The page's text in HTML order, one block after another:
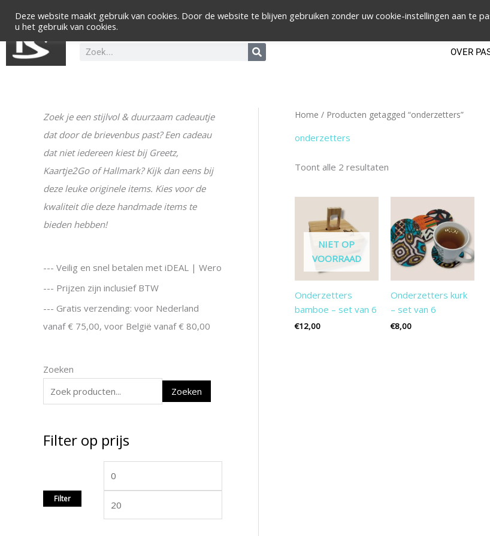
naar
inhoud
Zoeken OVER
Zoek je een stijlvol & duurzaam cadeautje
dat door de brievenbus past? Een cadeau
dat niet iedereen kiest bij Greetz,
Kaartje2Go of Hallmark? Kijk dan eens bij
deze leuke originele items. Kies voor de
kwaliteit die deze handmade items te
bieden hebben!
--- Veilig en snel betalen met iDEAL | Wero
--- Prijzen zijn inclusief BTW
--- Gratis verzending: voor Nederland
vanaf € 75,00, voor België vanaf € 80,00
Zoeken
Zoeken
Filter op prijs
M
i
n
.
p
r
i
s
Filter
Home / Producten getagged “onderzetters”
onderzetters
Toont alle 2 resultaten
NIET OP
VOORRAAD
Onderzetters
bamboe – set van 6
€12,00
Onderzetters kurk
– set van 6
€8,00
Deze website maakt gebruik van cookies. Door de website te blijven gebruiken zonder uw cookie-instellingen aan te
u het gebruik van cookies.